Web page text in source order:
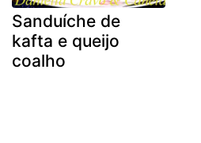
Sanduíche de
kafta e queijo
coalho